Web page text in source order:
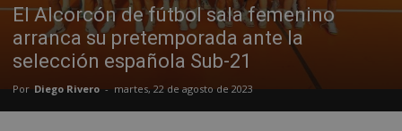
El Alcorcón de fútbol sala femenino
arranca su pretemporada ante la
selección española Sub-21
Por Diego Rivero - martes, 22 de agosto de 2023